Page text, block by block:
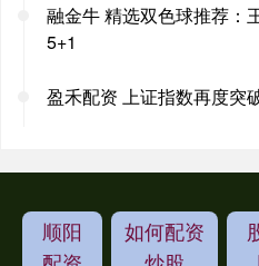
融金牛 精选双色球推荐：
5+1
盈禾配资 上证指数再度突
顺阳
如何配资